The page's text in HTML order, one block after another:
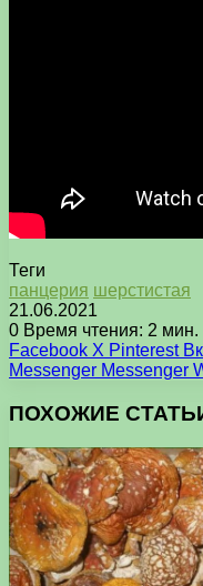
Теги
панцерия шерстистая
21.06.2021
0 Время чтения: 2 мин.
Facebook X Pinterest
Messenger Messenger
ПОХОЖИЕ